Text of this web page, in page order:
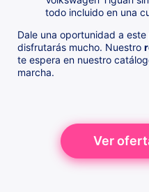
todo incluido en una
Dale una oportunidad a
disfrutarás mucho. Nuestro
te espera en nuestro
marcha.
Ver